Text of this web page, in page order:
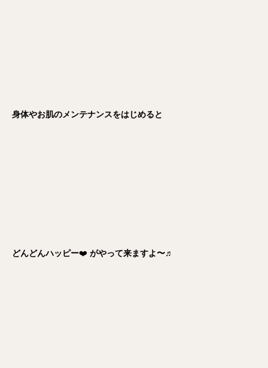
身体やお肌のメンテナンスをはじめると
どんどんハッピー❤️ がやって来ますよ〜♬